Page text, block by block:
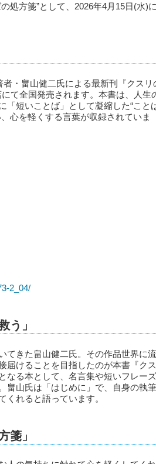
処方箋”として、2026年4月15日(水)に
・畠山健二氏による最新刊『クスリ
て全国発売されます。本書は、人生
「短いことば」として凝縮した“こと
心を軽くする言葉が収録されていま
2_04/
う」
てきた畠山健二氏。その作品世界に
届けることを目指したのが本書『クス
なる本として、名言集や短いフレー
畠山氏は「はじめに」で、自身の執
れると語っています。
箋」